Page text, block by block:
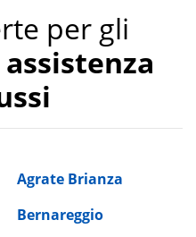
per gli
assistenza
Agrate Brianza
Bernareggio